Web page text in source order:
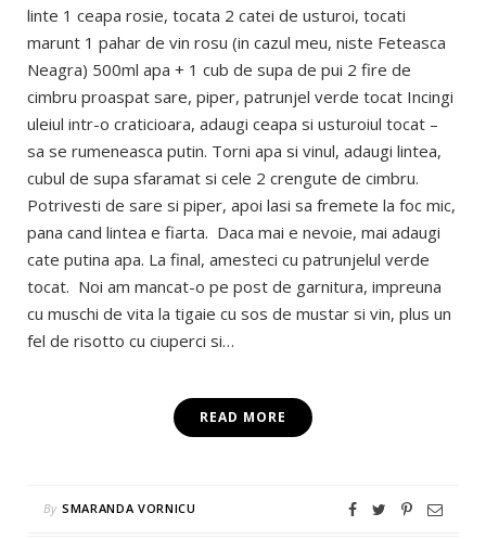
linte 1 ceapa rosie, tocata 2 catei de usturoi, tocati
marunt 1 pahar de vin rosu (in cazul meu, niste Feteasca
Neagra) 500ml apa + 1 cub de supa de pui 2 fire de
cimbru proaspat sare, piper, patrunjel verde tocat Incingi
uleiul intr-o craticioara, adaugi ceapa si usturoiul tocat –
sa se rumeneasca putin. Torni apa si vinul, adaugi lintea,
cubul de supa sfaramat si cele 2 crengute de cimbru.
Potrivesti de sare si piper, apoi lasi sa fremete la foc mic,
pana cand lintea e fiarta. Daca mai e nevoie, mai adaugi
cate putina apa. La final, amesteci cu patrunjelul verde
tocat. Noi am mancat-o pe post de garnitura, impreuna
cu muschi de vita la tigaie cu sos de mustar si vin, plus un
fel de risotto cu ciuperci si…
READ MORE
By SMARANDA VORNICU